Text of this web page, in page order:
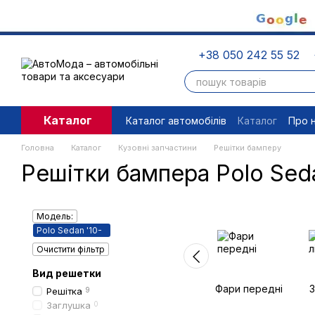
+38 050 242 55 52
Каталог Каталог автомобілів Каталог
Про
Угода користувача
Правові
Головна Каталог Кузовні запчастини Решітки бамперу
Решітки бампера Polo
Фари передні
Модель:
Polo Sedan '10-
Очистити фільтр
Вид решетки
Решітка 9
Заглушка 0